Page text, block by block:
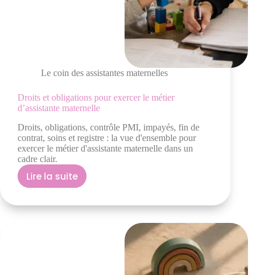
Le coin des assistantes maternelles
Droits et obligations pour exercer le métier
d’assistante maternelle
Droits, obligations, contrôle PMI, impayés, fin de
contrat, soins et registre : la vue d'ensemble pour
exercer le métier d'assistante maternelle dans un
cadre clair.
Lire la suite